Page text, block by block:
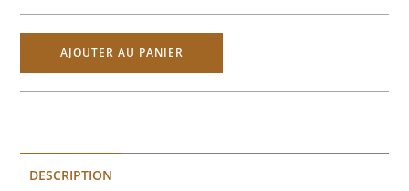
AJOUTER AU PANIER
DESCRIPTION